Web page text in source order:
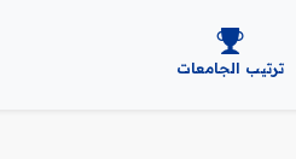
ترتيب الجامعات